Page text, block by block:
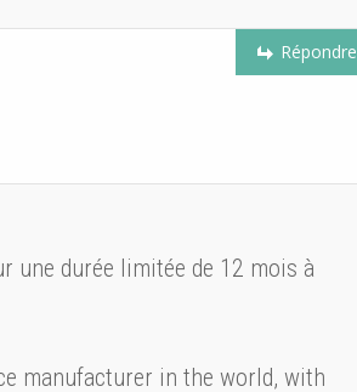
Répondre
une durée limitée de 12 mois à
manufacturer in the world, with